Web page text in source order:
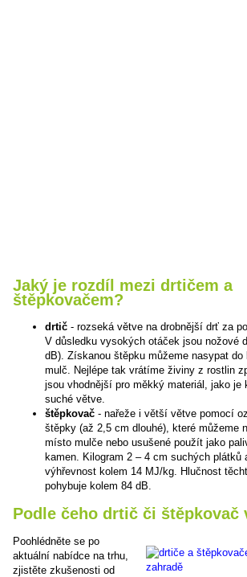
Jaký je rozdíl mezi drtičem a
štěpkovačem?
drtič - rozseká větve na drobnější drť za
V důsledku vysokých otáček jsou nožové
dB). Získanou štěpku můžeme nasypat do
mulč. Nejlépe tak vrátíme živiny z rostlin
jsou vhodnější pro měkký materiál, jako je
suché větve.
štěpkovač - nařeže i větší větve pomocí
štěpky (až 2,5 cm dlouhé), které můžeme
místo mulče nebo usušené použít jako
kamen. Kilogram 2 – 4 cm suchých plátků
výhřevnost kolem 14 MJ/kg. Hlučnost
pohybuje kolem 84 dB.
Podle čeho drtič či štěpkovač
Poohlédněte se po
aktuální nabídce na trhu,
zjistěte zkušenosti od